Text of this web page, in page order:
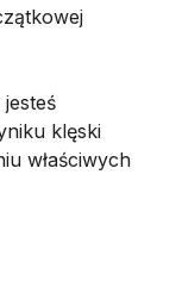
klęski
właściwych